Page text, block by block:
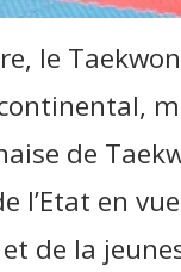
le
de
l’Etat en
de la